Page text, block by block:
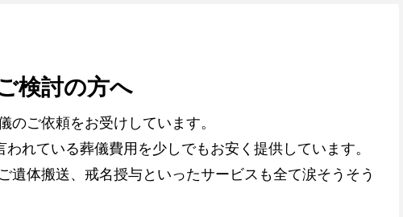
検討の方へ
ご依頼をお受けしています。
れている葬儀費用を少しでもお安く提供しています。
遺体搬送、戒名授与といったサービスも全て涙そうそう